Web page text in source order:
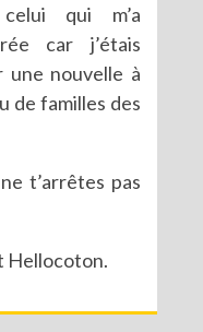
qui m’a
car j’étais
une nouvelle à
de familles des
t’arrêtes pas
Hellocoton.